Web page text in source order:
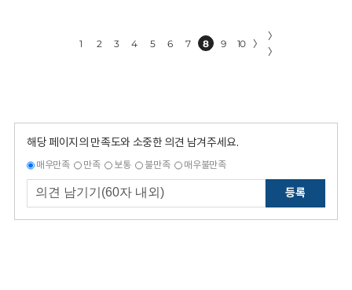
1 2 3 4 5 6 7 8 9 10 〉
〉
〉
해당 페이지의 만족도와 소중한 의견 남겨주세요.
매우만족 만족 보통 불만족 매우불만족
등록